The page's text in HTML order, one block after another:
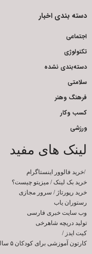
دسته بندی اخبار
اجتماعی
تکنولوژی
دسته‌بندی نشده
سلامتی
فرهنگ وهنر
کسب وکار
ورزشی
لینک های مفید
/خرید فالوور اینستاگرام
خرید بک لینک/ میزیتو چیست؟
خرید رپورتاژ / سرور مجازی
رستوران یاب
وب سایت خبری فارسی
تولید دریچه شاهرخی
کیت ایدز /
کارتون آموزشی برای کودکان ۵ ساله